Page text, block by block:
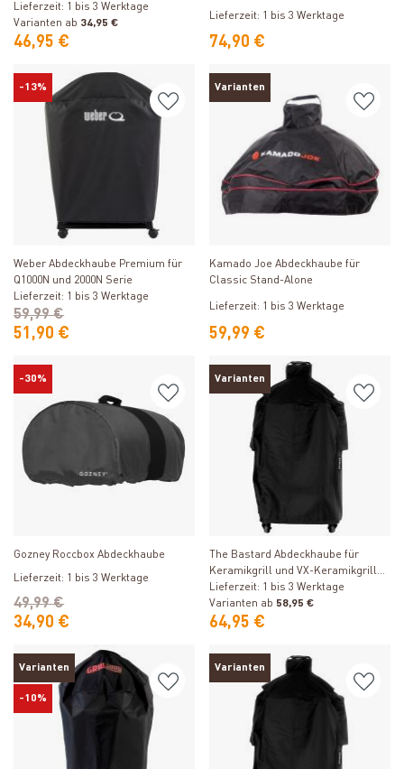
Lieferzeit: 1 bis 3 Werktage
Varianten ab 34,95 €
46,95 €
Lieferzeit: 1 bis 3 Werktage
74,90 €
-13%
Produkt ansehen
Weber Abdeckhaube Premium für
Q1000N und 2000N Serie
Lieferzeit: 1 bis 3 Werktage
51,90 €
59,99 €
Varianten
Kamado Joe Abdeckhaube für
Classic Stand-Alone
Lieferzeit: 1 bis 3 Werktage
59,99 €
-30%
Gozney Roccbox Abdeckhaube
Lieferzeit: 1 bis 3 Werktage
34,90 €
49,99 €
Varianten
Produkt ansehen
The Bastard Abdeckhaube für
Keramikgrill und VX-Keramikgrill
Large
Lieferzeit: 1 bis 3 Werktage
Varianten ab 58,95 €
64,95 €
Varianten
-10%
Varianten